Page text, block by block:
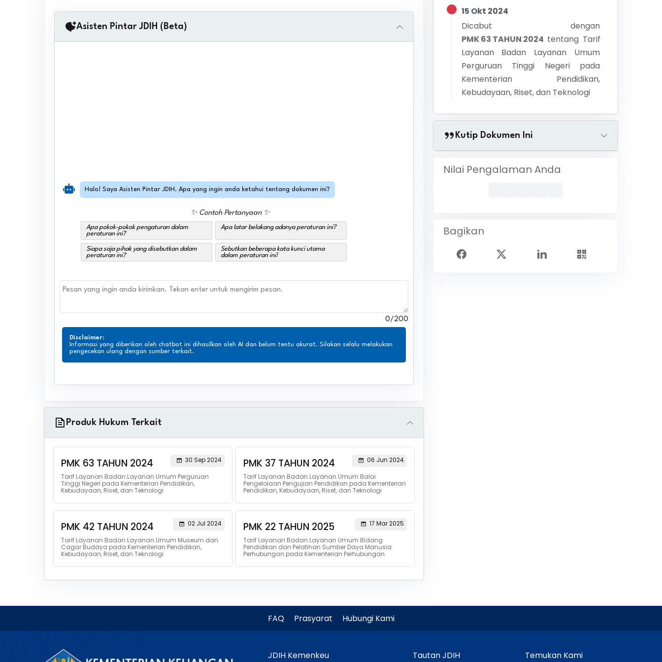
Asisten Pintar JDIH (Beta)
✨ Contoh Pertanyaan ✨
Apa pokok-pokok pengaturan dalam
peraturan ini?
Apa latar belakang adanya peraturan ini?
Siapa saja pihak yang disebutkan dalam
peraturan ini?
Sebutkan beberapa kata kunci utama
dalam peraturan ini!
Halo! Saya Asisten Pintar JDIH. Apa yang ingin anda ketahui tentang dokumen ini?
0/200
Disclaimer:
Informasi yang diberikan oleh chatbot ini dihasilkan oleh AI dan belum tentu akurat. Silakan selalu melakukan
pengecekan ulang dengan sumber terkait.
Produk Hukum Terkait
PMK 63 TAHUN 2024
30 Sep 2024
Tarif Layanan Badan Layanan Umum Perguruan
Tinggi Negeri pada Kementerian Pendidikan,
Kebudayaan, Riset, dan Teknologi
PMK 37 TAHUN 2024
06 Jun 2024
Tarif Layanan Badan Layanan Umum Balai
Pengelolaan Pengujian Pendidikan pada Kementerian
Pendidikan, Kebudayaan, Riset, dan Teknologi
PMK 42 TAHUN 2024
02 Jul 2024
Tarif Layanan Badan Layanan Umum Museum dan
Cagar Budaya pada Kementerian Pendidikan,
Kebudayaan, Riset, dan Teknologi
PMK 22 TAHUN 2025
17 Mar 2025
Tarif Layanan Badan Layanan Umum Bidang
Pendidikan dan Pelatihan Sumber Daya Manusia
Perhubungan pada Kementerian Perhubungan
15 Okt 2024
Dicabut dengan
PMK 63 TAHUN 2024 tentang Tarif
Layanan Badan Layanan Umum
Perguruan Tinggi Negeri pada
Kementerian Pendidikan,
Kebudayaan, Riset, dan Teknologi
Kutip Dokumen Ini
Nilai Pengalaman Anda
Bagikan
FAQ Prasyarat Hubungi Kami
JDIH Kemenkeu Tautan JDIH Temukan Kami